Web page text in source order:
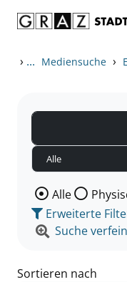
› ... Mediensuche ›
Wählen Sie die
Alle
Erweiterte
Suche
Sortieren nach